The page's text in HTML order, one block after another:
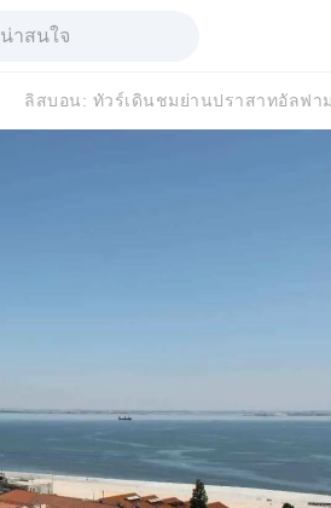
ลิสบอน: ทัวร์เดินชมย่านปราสาทอัลฟา